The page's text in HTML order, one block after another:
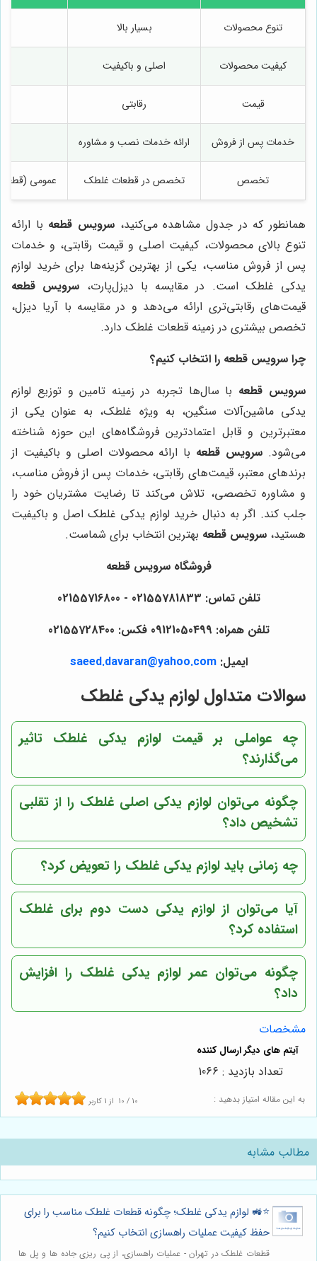
تنوع محصولات بسیار بالا
کیفیت محصولات اصلی و باکیفیت
قیمت رقابتی
خدمات پس از فروش ارائه خدمات نصب و مشاوره
تخصص تخصص در قطعات غلطک عمومی
همانطور که در جدول مشاهده می‌کنید، سرویس قطعه با ارائه
تنوع بالای محصولات، کیفیت اصلی و قیمت رقابتی، و خدمات
پس از فروش مناسب، یکی از بهترین گزینه‌ها برای خرید لوازم
یدکی غلطک است. در مقایسه با دیزل‌پارت، سرویس قطعه
قیمت‌های رقابتی‌تری ارائه می‌دهد و در مقایسه با آریا دیزل،
تخصص بیشتری در زمینه قطعات غلطک دارد.
چرا سرویس قطعه را انتخاب کنیم؟
سرویس قطعه با سال‌ها تجربه در زمینه تامین و توزیع لوازم
یدکی ماشین‌آلات سنگین، به ویژه غلطک، به عنوان یکی از
معتبرترین و قابل اعتمادترین فروشگاه‌های این حوزه شناخته
می‌شود. سرویس قطعه با ارائه محصولات اصلی و باکیفیت از
برندهای معتبر، قیمت‌های رقابتی، خدمات پس از فروش مناسب،
و مشاوره تخصصی، تلاش می‌کند تا رضایت مشتریان خود را
جلب کند. اگر به دنبال خرید لوازم یدکی غلطک اصل و باکیفیت
هستید، سرویس قطعه بهترین انتخاب برای شماست.
فروشگاهسرویس قطعه
تلفن تماس: 02155781833 - 02155716800
تلفن همراه: 09121050499 فکس: 02155728400
ایمیل:saeed.davaran@yahoo.com
سوالات متداول لوازم یدکی غلطک
چه عواملی بر قیمت لوازم یدکی غلطک تاثیر
می‌گذارند؟
چگونه می‌توان لوازم یدکی اصلی غلطک را از تقلبی
تشخیص داد؟
چه زمانی باید لوازم یدکی غلطک را تعویض کرد؟
آیا می‌توان از لوازم یدکی دست دوم برای غلطک
استفاده کرد؟
چگونه می‌توان عمر لوازم یدکی غلطک را افزایش
داد؟
مشخصات
به این مقاله امتیاز بدهید : 10 / 10 از 1 کاربر
تعداد بازدید : 1066
مطالب مشابه
⭐️🚜 لوازم یدکی غلطک؛ چگونه قطعات غلطک مناسب را برای
حفظ کیفیت عملیات راهسازی انتخاب کنیم؟
قطعات غلطک در تهران - عملیات راهسازی، از پی ریزی جاده ها و پل ها